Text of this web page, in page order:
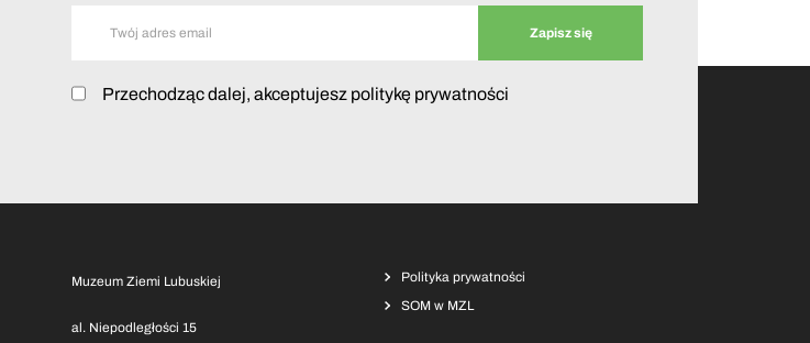
Przechodząc dalej, akceptujesz politykę prywatności
Muzeum Ziemi Lubuskiej
al. Niepodległości 15
Polityka prywatności
SOM w MZL